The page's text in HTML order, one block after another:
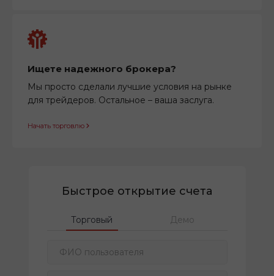
Ищете надежного брокера?
Мы просто сделали лучшие условия на рынке
для трейдеров. Остальное – ваша заслуга.
Начать торговлю
Быстрое открытие счета
Торговый Демо
ФИО пользователя